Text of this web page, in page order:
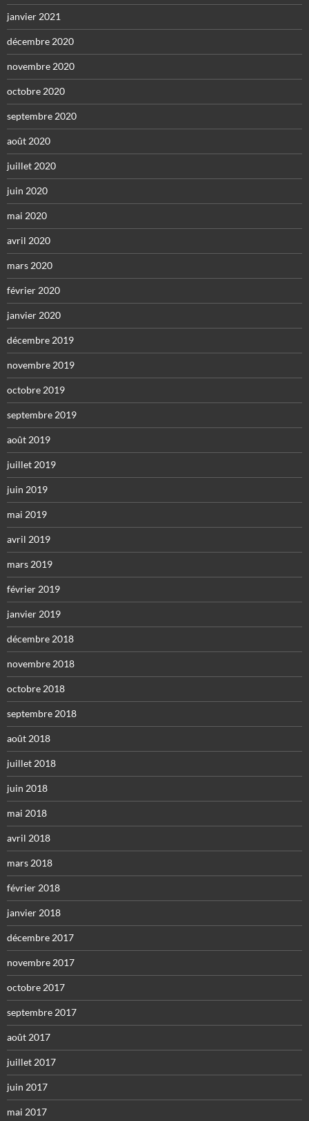
janvier 2021
décembre 2020
novembre 2020
octobre 2020
septembre 2020
août 2020
juillet 2020
juin 2020
mai 2020
avril 2020
mars 2020
février 2020
janvier 2020
décembre 2019
novembre 2019
octobre 2019
septembre 2019
août 2019
juillet 2019
juin 2019
mai 2019
avril 2019
mars 2019
février 2019
janvier 2019
décembre 2018
novembre 2018
octobre 2018
septembre 2018
août 2018
juillet 2018
juin 2018
mai 2018
avril 2018
mars 2018
février 2018
janvier 2018
décembre 2017
novembre 2017
octobre 2017
septembre 2017
août 2017
juillet 2017
juin 2017
mai 2017